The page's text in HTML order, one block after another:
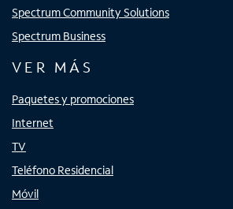
Spectrum Community Solutions
Spectrum Business
VER MÁS
Paquetes y promociones
Internet
TV
Teléfono Residencial
Móvil